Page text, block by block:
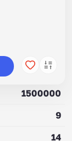
1500000
9
14